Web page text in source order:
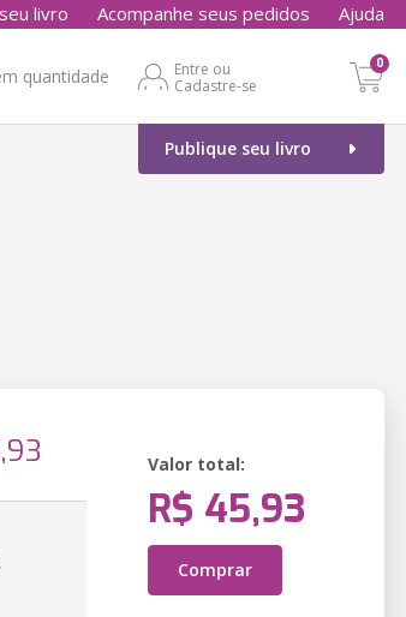
livro Acompanhe seus pedidos Ajuda
quantidade
Entre ou
Cadastre-se
0
Publique seu livro
Valor total:
R$ 45,93
Comprar